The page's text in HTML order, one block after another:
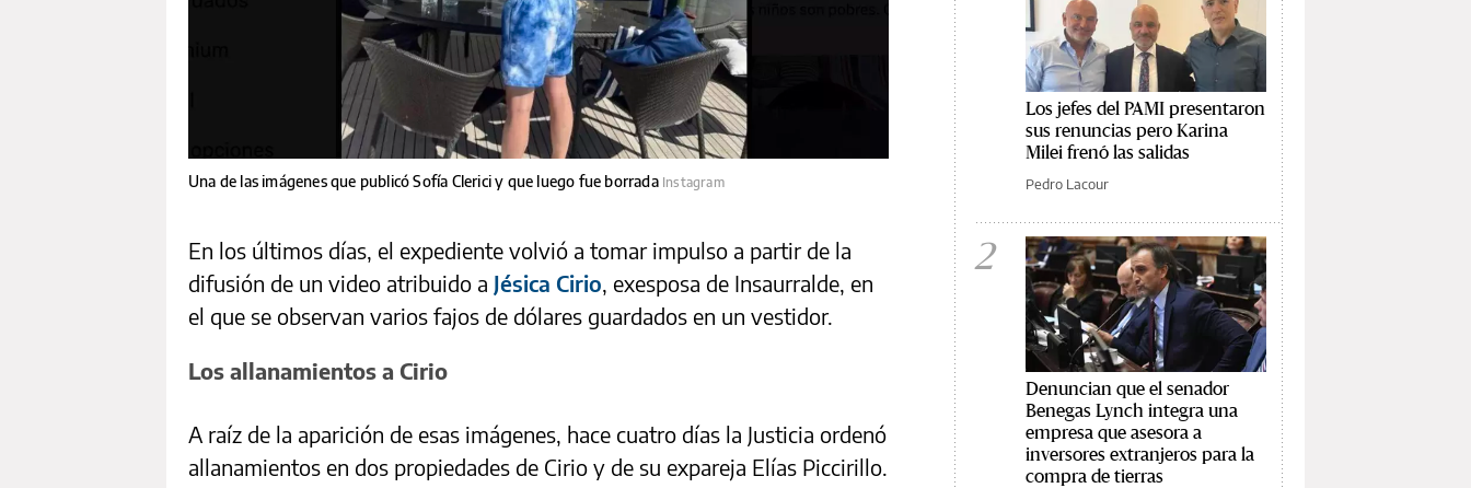
Una de las imágenes que publicó Sofía Clerici y que luego fue borrada Instagram
En los últimos días, el expediente volvió a tomar impulso a partir de la
difusión de un video atribuido a Jésica Cirio, exesposa de Insaurralde, en
el que se observan varios fajos de dólares guardados en un vestidor.
Los allanamientos a Cirio
A raíz de la aparición de esas imágenes, hace cuatro días la Justicia ordenó
allanamientos en dos propiedades de Cirio y de su expareja Elías Piccirillo.
Los jefes del PAMI presentaron
sus renuncias pero Karina
Milei frenó las salidas
Pedro Lacour
2
Denuncian que el senador
Benegas Lynch integra una
empresa que asesora a
inversores extranjeros para la
compra de tierras